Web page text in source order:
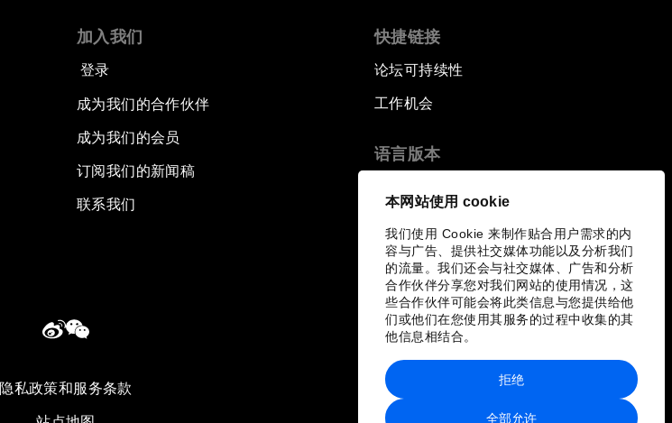
本网站使用 cookie
我们使用 Cookie 来制作贴合用户需求的内
容与广告、提供社交媒体功能以及分析我们
的流量。我们还会与社交媒体、广告和分析
合作伙伴分享您对我们网站的使用情况，这
些合作伙伴可能会将此类信息与您提供给他
们或他们在您使用其服务的过程中收集的其
他信息相结合。
全部允许
拒绝
加入我们
登录
成为我们的合作伙伴
成为我们的会员
订阅我们的新闻稿
联系我们
快捷链接
论坛可持续性
工作机会
语言版本
隐私政策和服务条款